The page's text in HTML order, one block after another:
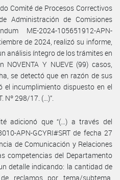
Comité de Procesos Correctivos
Administración de Comisiones
ME-2024-105651912-APN-
de 2024, realizó su informe,
análisis íntegro de los trámites en
Y NUEVE (99) casos,
se detectó que en razón de sus
el incumplimiento dispuesto en el
Nº 298/17. (…)”.
adicionó que “(…) a través del
APN-GCYRI#SRT de fecha 27
de Comunicación y Relaciones
competencias del Departamento
detalle indicando: la cantidad de
reclamos por tema/subtema,